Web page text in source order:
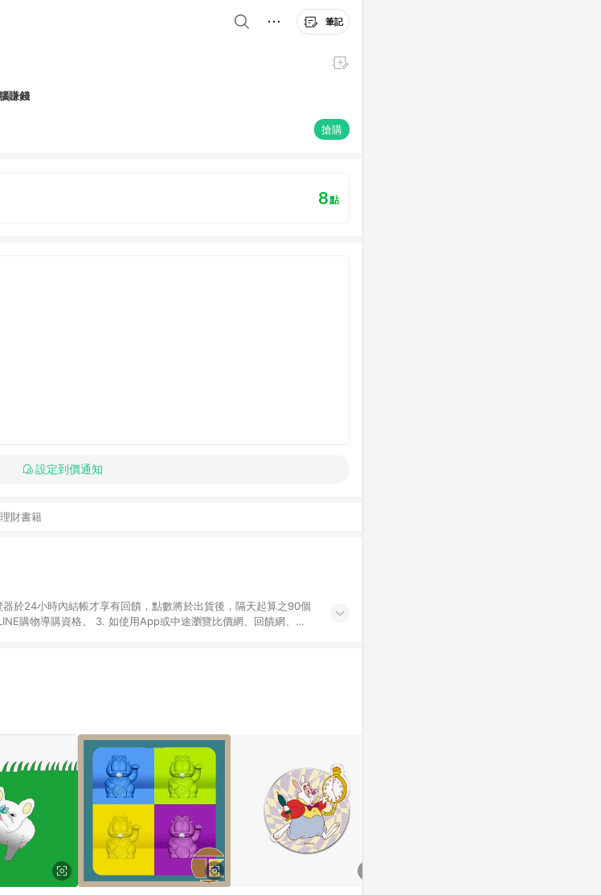
筆記
賺錢
搶購
8點
設定到價通知
財書籍
於24小時內結帳才享有回饋，點數將於出貨後，隔天起算之90個
購物導購資格。 3. 如使用App或中途瀏覽比價網、回饋網、
、價位、贈品等與親子天下Shopping銷售網頁不符，以銷售網頁